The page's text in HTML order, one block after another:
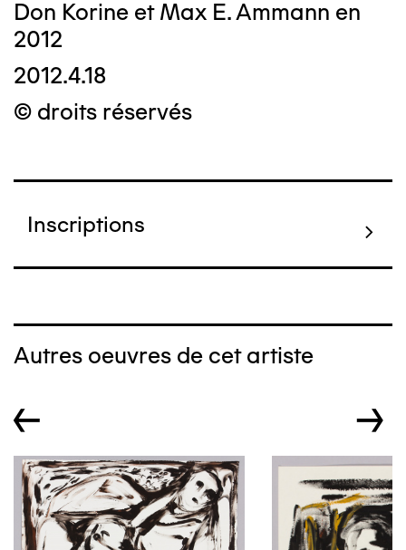
Don Korine et Max E. Ammann en
2012
2012.4.18
© droits réservés
Inscriptions
Autres oeuvres de cet artiste
← →